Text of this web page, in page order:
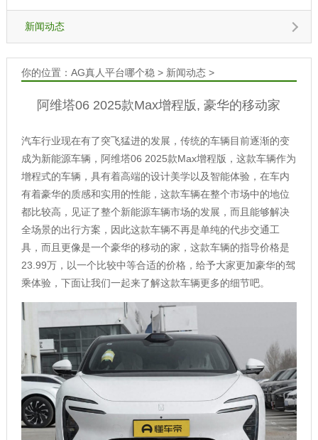
新闻动态
你的位置： AG真人平台哪个稳 > 新闻动态>
阿维塔06 2025款Max增程版, 豪华的移动家
汽车行业现在有了突飞猛进的发展，传统的车辆目前逐渐的变
成为新能源车辆，阿维塔06 2025款Max增程版，这款车辆作为
增程式的车辆，具有着高端的设计美学以及智能体验，在车内
有着豪华的质感和实用的性能，这款车辆在整个市场中的地位
都比较高，见证了整个新能源车辆市场的发展，而且能够解决
全场景的出行方案，因此这款车辆不再是单纯的代步交通工
具，而且更像是一个豪华的移动的家，这款车辆的指导价格是
23.99万，以一个比较中等合适的价格，给予大家更加豪华的驾
乘体验，下面让我们一起来了解这款车辆更多的细节吧。